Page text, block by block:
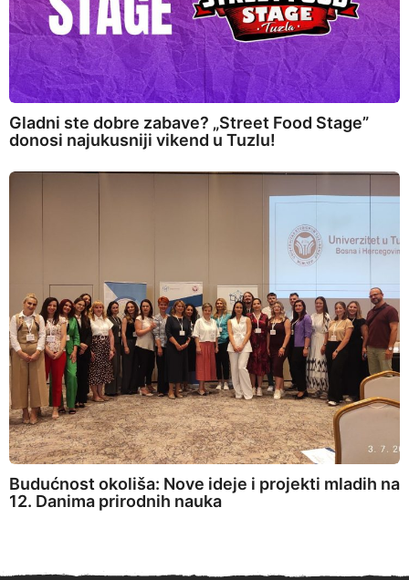
Gladni ste dobre zabave? „Street Food Stage”
donosi najukusniji vikend u Tuzlu!
Budućnost okoliša: Nove ideje i projekti mladih na
12. Danima prirodnih nauka